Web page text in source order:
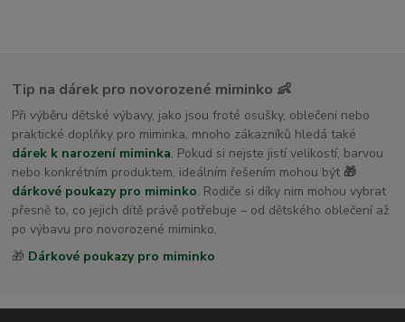
Tip na dárek pro novorozené miminko 👶
Při výběru dětské výbavy, jako jsou froté osušky, oblečení nebo
praktické doplňky pro miminka, mnoho zákazníků hledá také
dárek k narození miminka. Pokud si nejste jistí velikostí, barvou
nebo konkrétním produktem, ideálním řešením mohou být 🎁
dárkové poukazy pro miminko. Rodiče si díky nim mohou vybrat
přesně to, co jejich dítě právě potřebuje – od dětského oblečení až
po výbavu pro novorozené miminko.
🎁 Dárkové poukazy pro miminko